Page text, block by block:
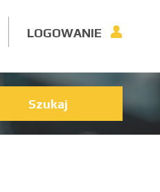
LOGOWANIE
Szukaj